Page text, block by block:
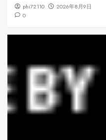
phi72110
2026年8月9日
0